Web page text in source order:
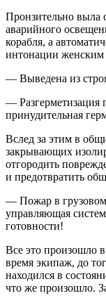
Пронзительно выла
аварийного
корабля, а
интонации женским
— Выведена из
— Разгерметизация
принудительная
Вслед за этим в
закрывающих
отгородить
и предотвратить
— Пожар в
управляющая
готовности!
Все это произошло в
время экипаж, до
находился в
что же произошло.